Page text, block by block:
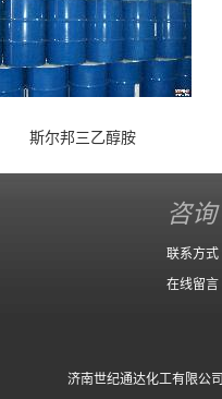
斯尔邦三乙醇胺
咨询
联系方式
在线留言
济南世纪通达化工有限公司